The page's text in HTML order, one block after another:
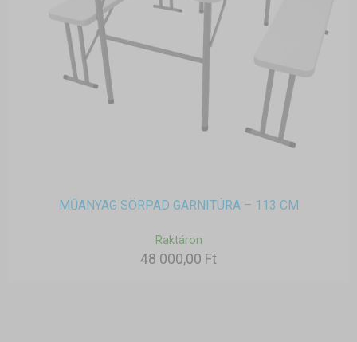
MŰANYAG SÖRPAD GARNITÚRA – 113 CM
Raktáron
48 000,00 Ft